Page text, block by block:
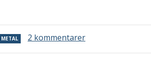
METAL 2 kommentarertill
Queen